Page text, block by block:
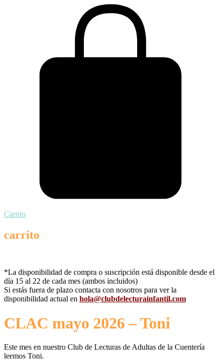
Carrito
carrito
*La disponibilidad de compra o suscripción está disponible desde el
día 15 al 22 de cada mes (ambos incluidos)
Si estás fuera de plazo contacta con nosotros para ver la
disponibilidad actual en hola@clubdelecturainfantil.com
CLAC mayo 2026 – Toni
Este mes en nuestro Club de Lecturas de Adultas de la Cuentería
leemos Toni.